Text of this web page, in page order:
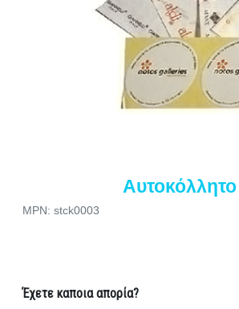
Αυτοκόλλητο
MPN: stck0003
Έχετε καποια απορία?